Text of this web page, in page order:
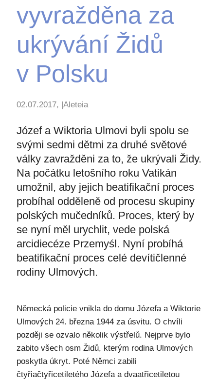
vyvražděna za
ukrývání Židů
v Polsku
02.07.2017, |Aleteia
Józef a Wiktoria Ulmovi byli spolu se
svými sedmi dětmi za druhé světové
války zavražděni za to, že ukrývali Židy.
Na počátku letošního roku Vatikán
umožnil, aby jejich beatifikační proces
probíhal odděleně od procesu skupiny
polských mučedníků. Proces, který by
se nyní měl urychlit, vede polská
arcidiecéze Przemyśl. Nyní probíhá
beatifikační proces celé devítičlenné
rodiny Ulmových.
Německá policie vnikla do domu Józefa a Wiktorie
Ulmových 24. března 1944 za úsvitu. O chvíli
později se ozvalo několik výstřelů. Nejprve bylo
zabito všech osm Židů, kterým rodina Ulmových
poskytla úkryt. Poté Němci zabili
čtyřiačtyřicetiletého Józefa a dvaatřicetiletou